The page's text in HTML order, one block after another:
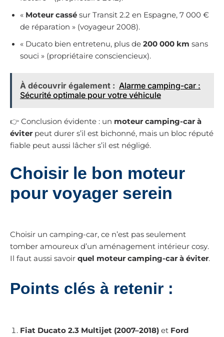
« Moteur cassé sur Transit 2.2 en Espagne, 7 000 €
de réparation » (voyageur 2008).
« Ducato bien entretenu, plus de 200 000 km sans
souci » (propriétaire consciencieux).
À découvrir également : Alarme camping-car :
Sécurité optimale pour votre véhicule
👉 Conclusion évidente : un moteur camping-car à
éviter peut durer s’il est bichonné, mais un bloc réputé
fiable peut aussi lâcher s’il est négligé.
Choisir le bon moteur
pour voyager serein
Choisir un camping-car, ce n’est pas seulement
tomber amoureux d’un aménagement intérieur cosy.
Il faut aussi savoir quel moteur camping-car à éviter.
Points clés à retenir :
Fiat Ducato 2.3 Multijet (2007–2018) et Ford